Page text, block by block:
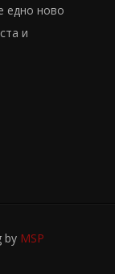
едно ново
и
by MSP